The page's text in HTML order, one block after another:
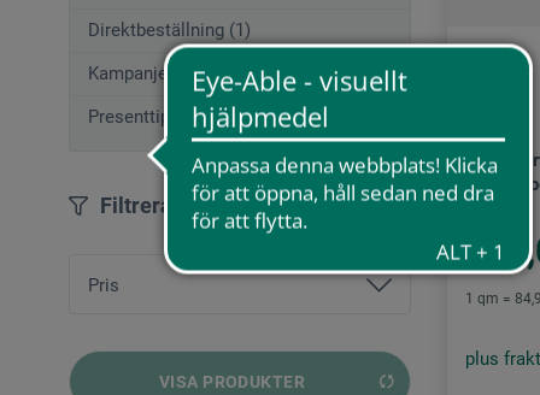
Direktbeställning (1)
Kampanjerbjudanden
Presenttips (12)
Filtrera
Pris
VISA PRODUKTER
1 qm =
plus